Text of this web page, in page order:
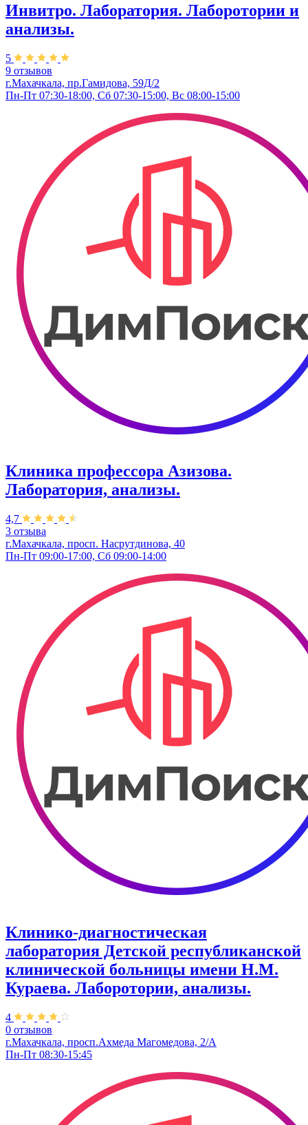
Инвитро. Лаборатория. Лаборотории и
анализы.
5
9 отзывов
г.Махачкала, пр.Гамидова, 59Д/2
Пн-Пт 07:30-18:00, Сб 07:30-15:00, Вс 08:00-15:00
Клиника профессора Азизова.
Лаборатория, анализы.
4,7
3 отзыва
г.Махачкала, просп. Насрутдинова, 40
Пн-Пт 09:00-17:00, Сб 09:00-14:00
Клинико-диагностическая
лаборатория Детской республиканской
клинической больницы имени Н.М.
Кураева. Лаборотории, анализы.
4
0 отзывов
г.Махачкала, просп.Ахмеда Магомедова, 2/А
Пн-Пт 08:30-15:45